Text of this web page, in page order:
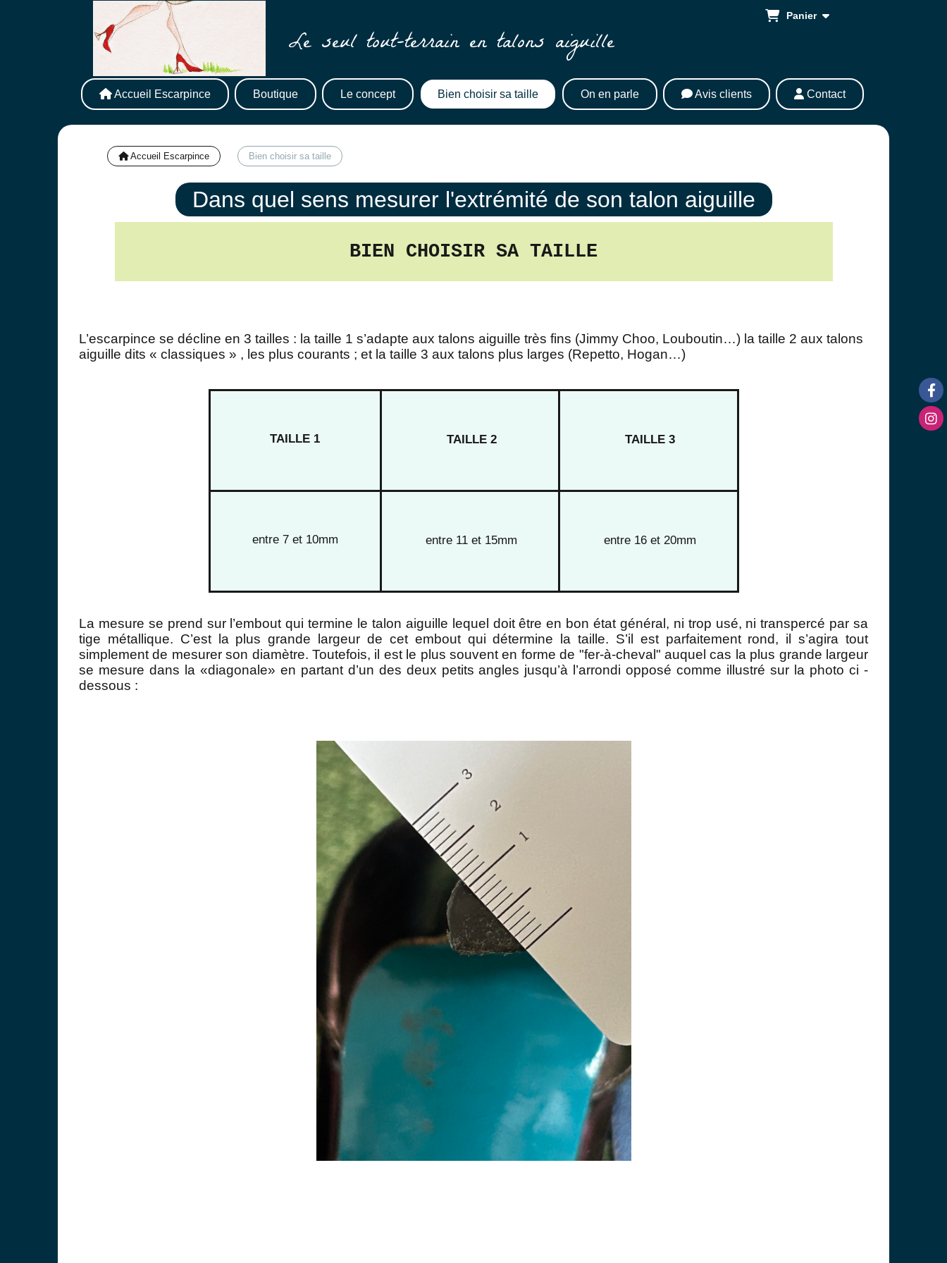
Le seul tout-terrain en talons aiguille
Panier
Accueil Escarpince Boutique Le concept Bien choisir sa taille On en parle Avis clients Contact
Accueil Escarpince Bien choisir sa taille
Dans quel sens mesurer l'extrémité de son talon aiguille
BIEN CHOISIR SA TAILLE
L’escarpince se décline en 3 tailles : la taille 1 s’adapte aux talons aiguille très fins (Jimmy Choo, Louboutin…) la taille 2 aux talons
aiguille dits « classiques » , les plus courants ; et la taille 3 aux talons plus larges (Repetto, Hogan…)
TAILLE 1 TAILLE 2 TAILLE 3
entre 7 et 10mm entre 11 et 15mm entre 16 et 20mm
La mesure se prend sur l ’emboutqui termine le talon aiguille lequel doit être en bon état général, ni trop usé, ni transpercé par sa
tige métallique. C’est la plus grande largeur de cet embout qui détermine la taille. S’il est parfaitement rond, il s’agira tout
simplement de mesurer son diamètre. Toutefois, il est le plus souvent en forme de "fer-à-cheval" auquel cas la plus grande largeur
se mesure dans la «diagonale» en partant d’un des deux petits angles jusqu’à l’arrondi opposé comme illustré sur la photo ci -
dessous :